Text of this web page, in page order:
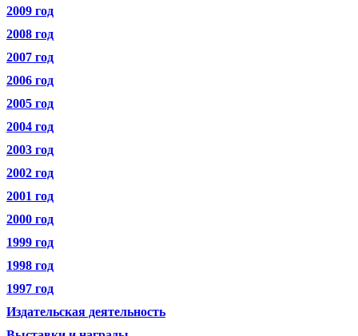
2009 год
2008 год
2007 год
2006 год
2005 год
2004 год
2003 год
2002 год
2001 год
2000 год
1999 год
1998 год
1997 год
Издательская деятельность